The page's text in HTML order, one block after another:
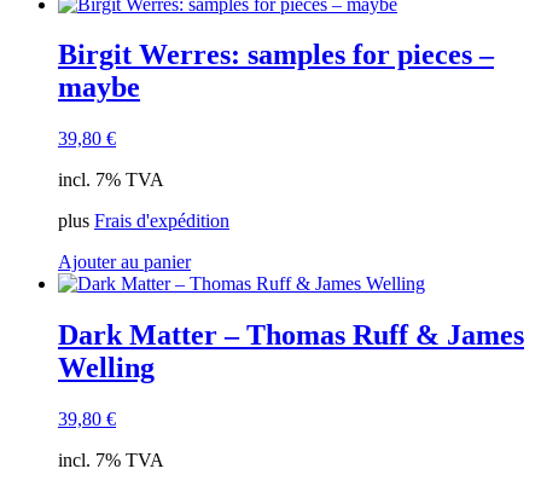
Birgit Werres: samples for pieces –
maybe
39,80 €
incl. 7% TVA
plus Frais d'expédition
Ajouter au panier
Dark Matter – Thomas Ruff & James
Welling
39,80 €
incl. 7% TVA